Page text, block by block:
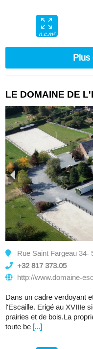
n.c.m²
Plus
LE DOMAINE DE
Rue Saint Fargeau 34-
+32 817 373.05
http://www.domaine-
Dans un cadre verdoyant
l'Escaille. Erigé au XVIIIe
prairies et de bois.La
toute be [...]